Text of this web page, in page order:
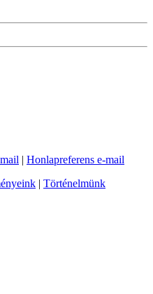
| Honlapreferens e-mail
| Történelmünk